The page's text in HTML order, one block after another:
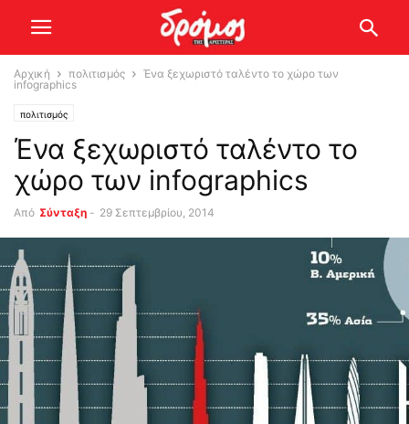
Αρχική πολιτισμός
Ένα ξεχωριστό ταλέντο το χώρο των
infographics
πολιτισμός
Ένα ξεχωριστό ταλέντο το
χώρο των infographics
Από Σύνταξη - 29 Σεπτεμβρίου, 2014